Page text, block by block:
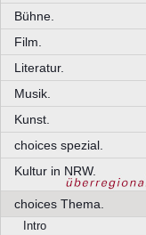
Bühne.
Film.
Literatur.
Musik.
Kunst.
choices spezial.
Kultur in NRW.
choices Thema.
Intro